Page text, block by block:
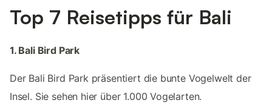
Top 7 Reisetipps für Bali
1. Bali Bird Park
Der Bali Bird Park präsentiert die bunte Vogelwelt der
Insel. Sie sehen hier über 1.000 Vogelarten.